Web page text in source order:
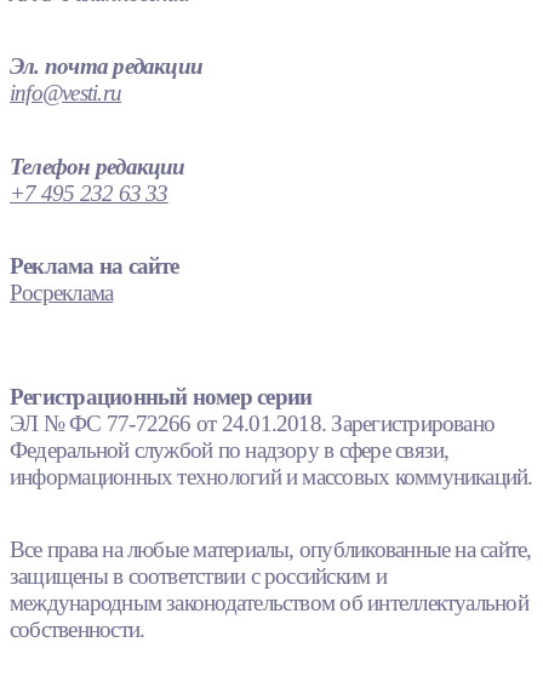
Эл. почта редакции
info@vesti.ru
Телефон редакции
+7 495 232 63 33
Реклама на сайте
Росреклама
Регистрационный номер серии
ЭЛ № ФС 77-72266 от 24.01.2018. Зарегистрировано
Федеральной службой по надзору в сфере связи,
информационных технологий и массовых коммуникаций.
Все права на любые материалы, опубликованные на сайте,
защищены в соответствии с российским и
международным законодательством об интеллектуальной
собственности.